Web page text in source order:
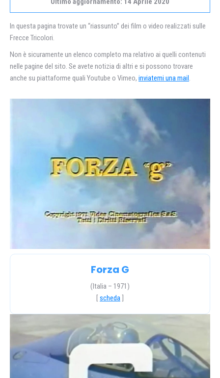
In questa pagina trovate un “riassunto” dei film o video realizzati sulle
Frecce Tricolori.
Non è sicuramente un elenco completo ma relativo ai quelli contenuti
nelle pagine del sito. Se avete notizia di altri e si possono trovare
anche su piattaforme quali Youtube o Vimeo, inviatemi una mail.
Forza G
(Italia – 1971)
[ scheda]